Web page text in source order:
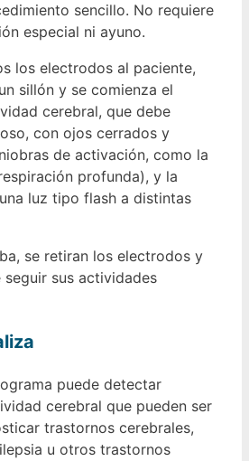
sencillo. No requiere
especial ni ayuno.
los electrodos al paciente,
sillón y se comienza el
cerebral, que debe
con ojos cerrados y
de activación, como la
profunda), y la
luz tipo flash a distintas
se retiran los electrodos y
sus actividades
puede detectar
cerebral que pueden ser
trastornos cerebrales,
u otros trastornos